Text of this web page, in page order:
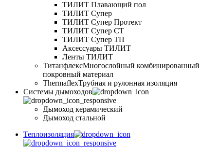
ТИЛИТ Плавающий пол
ТИЛИТ Супер
ТИЛИТ Супер Протект
ТИЛИТ Супер СТ
ТИЛИТ Супер ТП
Аксессуары ТИЛИТ
Ленты ТИЛИТ
ТитанфлексМногослойный комбинированный
покровный материал
ThermaflexТрубная и рулонная изоляция
Cистемы дымоходов
Дымоход керамический
Дымоход стальной
Теплоизоляция